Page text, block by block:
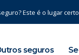
Este é o lugar
seguros